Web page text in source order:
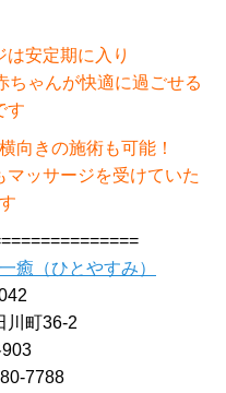
安定期に入り
ちゃんが快適に過ごせる
す
向きの施術も可能！
ッサージを受けていた
（ひとやすみ）
川町36-2
903
7788